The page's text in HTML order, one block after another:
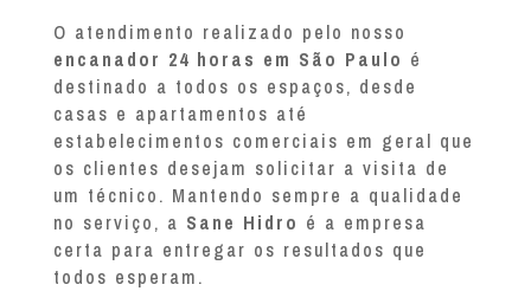
O atendimento realizado pelo nosso
encanador 24 horas em São Paulo é
destinado a todos os espaços, desde
casas e apartamentos até
estabelecimentos comerciais em geral que
os clientes desejam solicitar a visita de
um técnico. Mantendo sempre a qualidade
no serviço, a Sane Hidro é a empresa
certa para entregar os resultados que
todos esperam.